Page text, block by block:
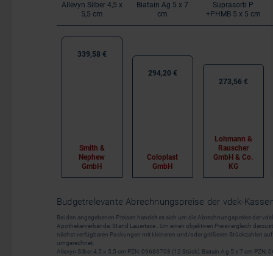
Allevyn Silber 4,5 x
5,5 cm
Biatain Ag 5 x 7
cm
Suprasorb P
+PHMB 5 x 5 cm
339,58 €
Smith &
Nephew
GmbH
294,20 €
Coloplast
GmbH
273,56 €
Lohmann &
Rauscher
GmbH & Co.
KG
Budgetrelevante Abrechnungspreise der vdek-
Bei den angegebenen Preisen handelt es sich um die Abrechnungspreise der
Apothekerverbände; Stand Lauertaxe . Um einen objektiven Preisvergleich
nächst verfügbaren Packungen mit kleineren und/oder größeren Stückzahlen
umgerechnet.
Allevyn Silber 4,5 x 5,5 cm PZN: 09686708 (12 Stück), Biatain Ag 5 x 7 cm PZN: